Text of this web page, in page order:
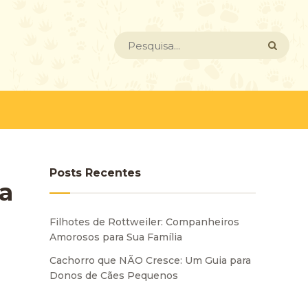
Posts Recentes
Filhotes de Rottweiler: Companheiros
Amorosos para Sua Família
Cachorro que NÃO Cresce: Um Guia para
Donos de Cães Pequenos